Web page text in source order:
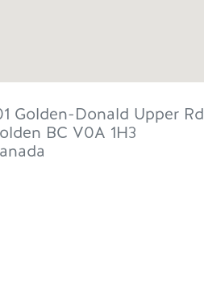
Golden-Donald Upper Rd
BC V0A 1H3